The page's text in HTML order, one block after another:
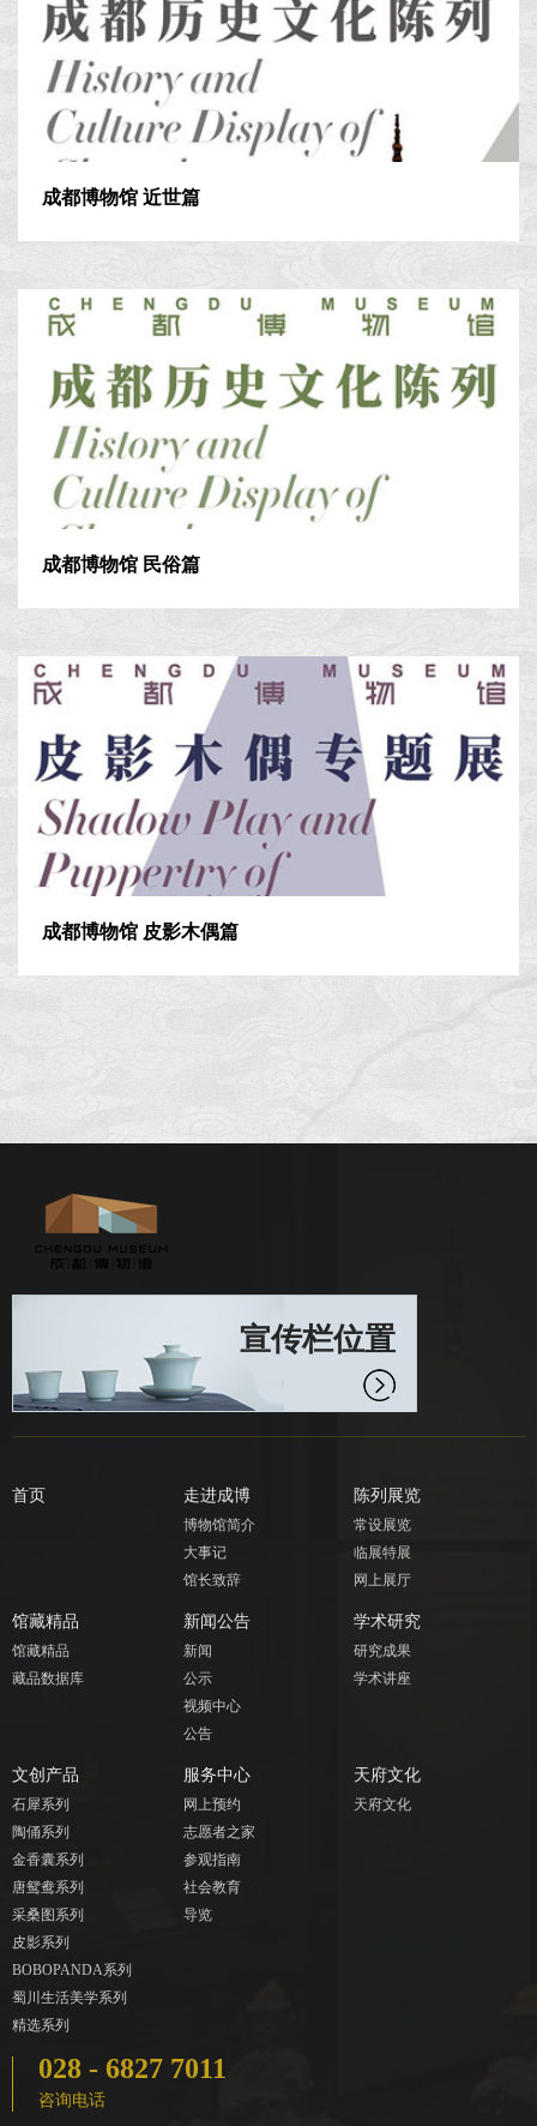
成都博物馆 近世篇
成都博物馆 民俗篇
成都博物馆 皮影木偶篇
宣传栏位置
首页 走进成博
博物馆简介
大事记
馆长致辞
陈列展览
常设展览
临展特展
网上展厅
馆藏精品
馆藏精品
藏品数据库
新闻公告
新闻
公示
视频中心
公告
学术研究
研究成果
学术讲座
文创产品
石犀系列
陶俑系列
金香囊系列
唐鸳鸯系列
采桑图系列
皮影系列
BOBOPANDA系列
蜀川生活美学系列
精选系列
服务中心
网上预约
志愿者之家
参观指南
社会教育
导览
天府文化
天府文化
028 - 6827 7011
咨询电话